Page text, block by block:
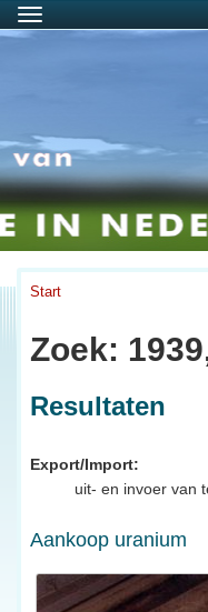
Menu
Start
Zoek:
Resultaten
Export/Import:
uit- en invoer van
Aankoop uranium